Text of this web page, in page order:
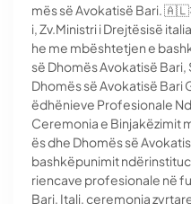
mës së Avokatisë Bari.
i, Zv.Ministri i Drejtësisë
he me mbështetjen e
së Dhomës Avokatisë Bari,
Dhomës së Avokatisë Bari
ëdhënieve Profesionale
Ceremonia e Binjakëzimit
ës dhe Dhomës së
bashkëpunimit
riencave profesionale në
Bari, Itali, ceremonia